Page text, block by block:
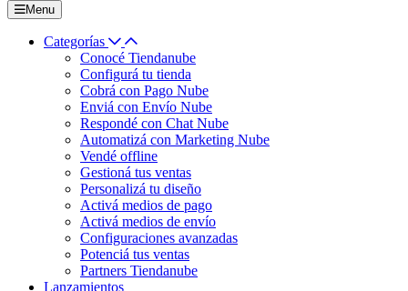
Menu
Categorías
Conocé Tiendanube
Configurá tu tienda
Cobrá con Pago Nube
Enviá con Envío Nube
Respondé con Chat Nube
Automatizá con Marketing Nube
Vendé offline
Gestioná tus ventas
Personalizá tu diseño
Activá medios de pago
Activá medios de envío
Configuraciones avanzadas
Potenciá tus ventas
Partners Tiendanube
Lanzamientos